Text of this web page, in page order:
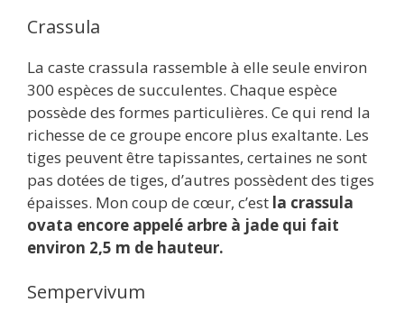
Crassula
La caste crassula rassemble à elle seule environ
300 espèces de succulentes. Chaque espèce
possède des formes particulières. Ce qui rend la
richesse de ce groupe encore plus exaltante. Les
tiges peuvent être tapissantes, certaines ne sont
pas dotées de tiges, d’autres possèdent des tiges
épaisses. Mon coup de cœur, c’est la crassula
ovata encore appelé arbre à jade qui fait
environ 2,5 m de hauteur.
Sempervivum